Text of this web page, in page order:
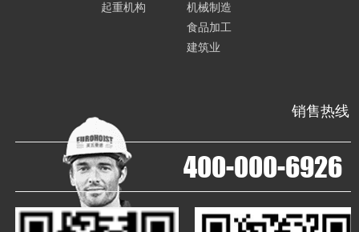
起重机构
机械制造
食品加工
建筑业
销售热线
400-000-6926